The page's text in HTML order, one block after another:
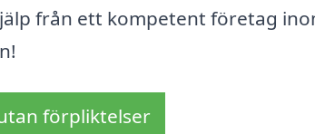
från ett kompetent företag
förpliktelser